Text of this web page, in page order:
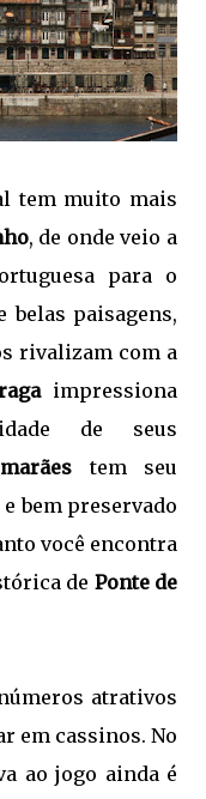
tem muito mais
, de onde veio a
para o
belas paisagens,
rivalizam com a
impressiona
de seus
tem seu
bem preservado
você encontra
de Ponte de
atrativos
em cassinos. No
ao jogo ainda é